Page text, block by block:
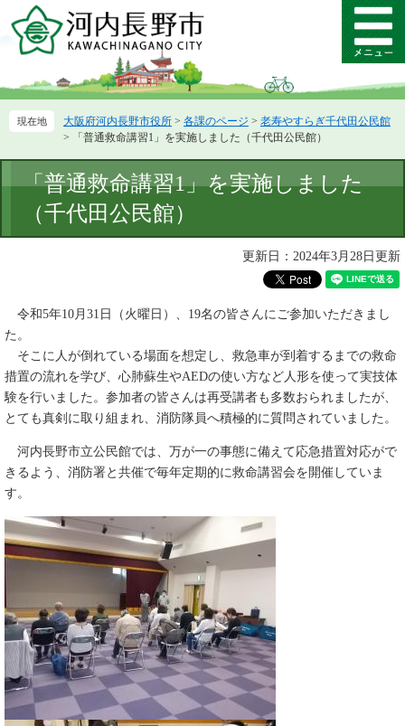
ー
先
ニ
を
て
メ
ニ
ー
大阪府河内長野市役所 > 各課のページ > 老寿やすらぎ千代田公民館
>
「普通救命講習1」を実施しました（千代田公民館）
文
「普通救命講習1」を実施しました
（千代田公民館）
更新日：2024年3月28日更新
令和5年10月31日（火曜日）、19名の皆さんにご参加いただきまし
た。
そこに人が倒れている場面を想定し、救急車が到着するまでの救命
措置の流れを学び、心肺蘇生やAEDの使い方など人形を使って実技体
験を行いました。参加者の皆さんは再受講者も多数おられましたが、
とても真剣に取り組まれ、消防隊員へ積極的に質問されていました。
河内長野市立公民館では、万が一の事態に備えて応急措置対応がで
きるよう、消防署と共催で毎年定期的に救命講習会を開催していま
す。